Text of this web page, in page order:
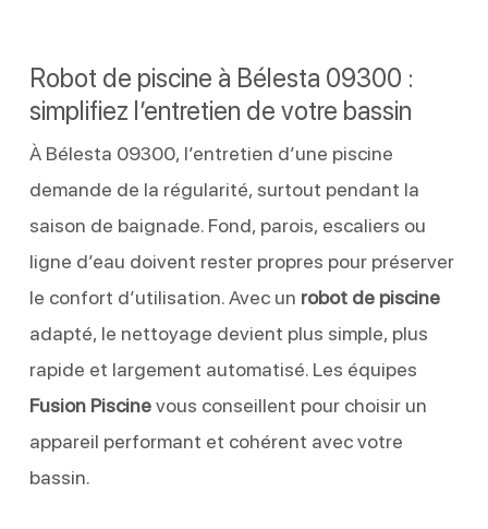
Robot de piscine à Bélesta 09300 :
simplifiez l’entretien de votre bassin
À Bélesta 09300, l’entretien d’une piscine
demande de la régularité, surtout pendant la
saison de baignade. Fond, parois, escaliers ou
ligne d’eau doivent rester propres pour préserver
le confort d’utilisation. Avec un robot de piscine
adapté, le nettoyage devient plus simple, plus
rapide et largement automatisé. Les équipes
Fusion Piscinevous conseillent pour choisir un
appareil performant et cohérent avec votre
bassin.